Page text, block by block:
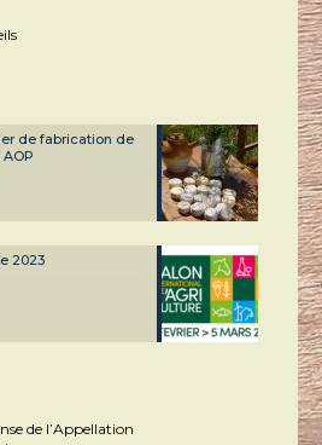
de fabrication de
2023
de l’Appellation